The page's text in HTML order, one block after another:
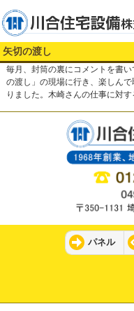
矢切の渡し
毎月、封筒の裏にコメントを書
の渡し」の現場に行き、楽しん
りました。木崎さんの仕事に対
パネル